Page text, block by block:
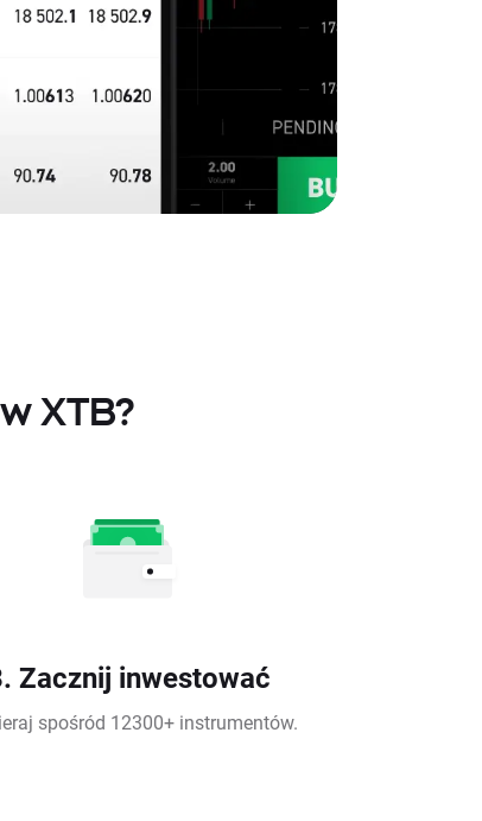
XTB?
Zacznij inwestować
spośród 12300+ instrumentów.